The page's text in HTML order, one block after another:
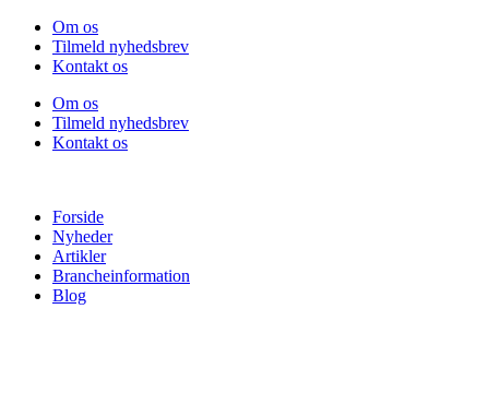
Videre
indhold
Om os
Tilmeld nyhedsbrev
Kontakt os
Om os
Tilmeld nyhedsbrev
Kontakt os
Forside
Nyheder
Artikler
Brancheinformation
Blog